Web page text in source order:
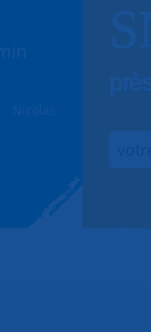
Nicolas